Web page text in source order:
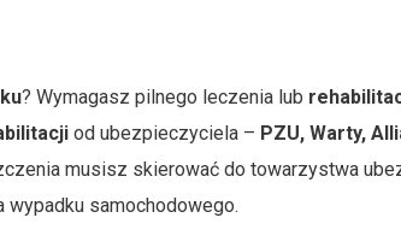
? Wymagasz pilnego leczenia lub
od ubezpieczyciela – PZU, Warty,
musisz skierować do towarzystwa
wypadku samochodowego.